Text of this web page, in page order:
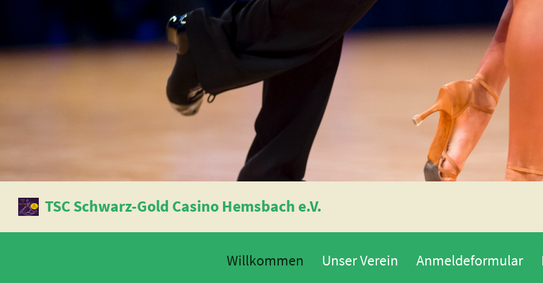
TSC Schwarz-Gold Casino Hemsbach e.V.
Willkommen Unser Verein Anmeldeformular